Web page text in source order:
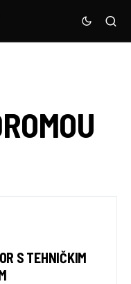
S TEHNIČKIM